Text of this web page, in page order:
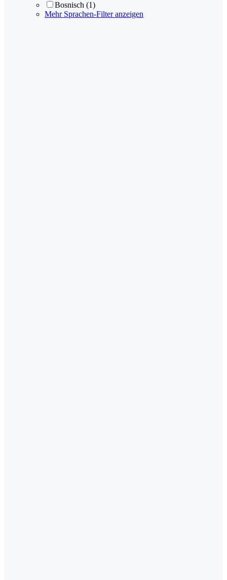
Bosnisch (1)
Mehr Sprachen-Filter anzeigen